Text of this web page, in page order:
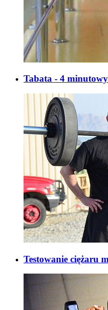
Tabata - 4
Testowanie ciężaru